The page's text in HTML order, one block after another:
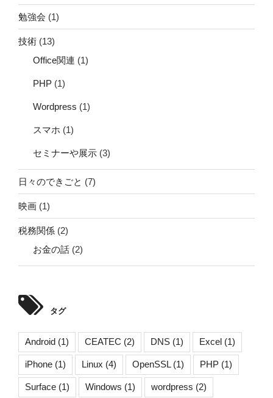
勉強会 (1)
技術 (13)
Office関連 (1)
PHP (1)
Wordpress (1)
スマホ (1)
セミナーや展示 (3)
日々のできごと (7)
映画 (1)
税務関係 (2)
お金の話 (2)
タグ
Android (1) CEATEC (2) DNS (1) Excel (1)
iPhone (1) Linux (4) OpenSSL(1) PHP (1)
Surface (1) Windows (1) wordpress (2)